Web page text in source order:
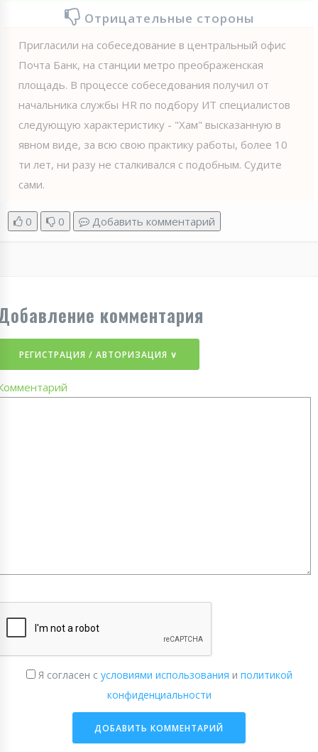
Отрицательные стороны
Пригласили на собеседование в центральный офис
Почта Банк, на станции метро преображенская
площадь. В процессе собеседования получил от
начальника службы HR по подбору ИТ специалистов
следующую характеристику - "Хам" высказанную в
явном виде, за всю свою практику работы, более 10
ти лет, ни разу не сталкивался с подобным. Судите
сами.
0 0 Добавить комментарий
комментария
РЕГИСТРАЦИЯ / АВТОРИЗАЦИЯ ∨
Я согласен с условиями использования и политикой
конфиденциальности